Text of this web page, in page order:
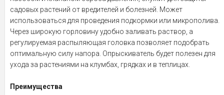
садовых растений от вредителей и болезней. Может
использоваться для проведения подкормки или микрополива.
Через широкую горловину удобно заливать раствор, а
регулируемая распыляющая головка позволяет подобрать
оптимальную силу напора. Опрыскиватель будет полезен для
ухода за растениями на клумбах, грядках и в теплицах.
Преимущества